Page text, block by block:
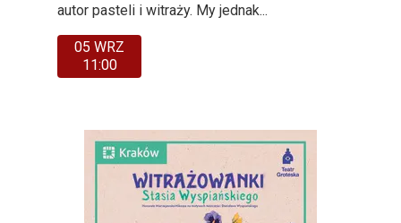
autor pasteli i witraży. My jednak...
05 WRZ
11:00